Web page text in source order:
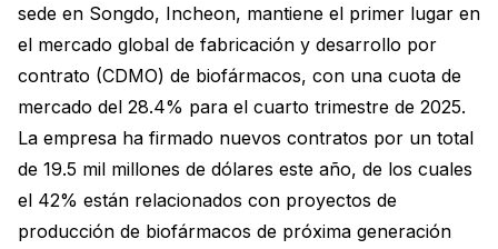
sede en Songdo, Incheon, mantiene el primer lugar en
el mercado global de fabricación y desarrollo por
contrato (CDMO) de biofármacos, con una cuota de
mercado del 28.4% para el cuarto trimestre de 2025.
La empresa ha firmado nuevos contratos por un total
de 19.5 mil millones de dólares este año, de los cuales
el 42% están relacionados con proyectos de
producción de biofármacos de próxima generación